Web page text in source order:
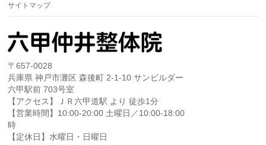
サイトマップ
〒657-0028
兵庫県 神戸市灘区 森後町 2-1-10 サンビルダー
六甲駅前 703号室
【アクセス】ＪＲ六甲道駅 より 徒歩1分
【営業時間】10:00-20:00 土曜日／10:00-18:00
時
【定休日】水曜日・日曜日